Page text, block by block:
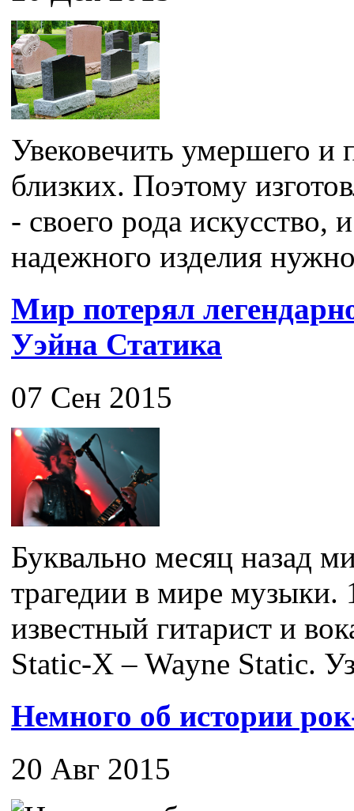
Увековечить умершего и
близких. Поэтому
- своего рода искусство,
надежного изделия
Мир потерял
Уэйна Статика
07 Сен 2015
Буквально месяц назад
трагедии в мире музыки.
известный гитарист и
Static-X – Wayne Static.
Немного об истории
20 Авг 2015